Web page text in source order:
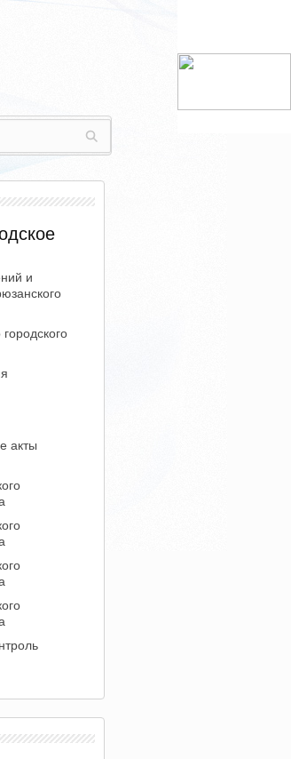
и
акты